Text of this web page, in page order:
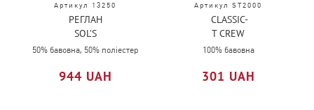
Артикул 13250
РЕГЛАН
SOL’S
NEW
50% бавовна, 50% поліестер
944 UAH
Артикул ST2000
CLASSIC-
T CREW
NECK
100% бавовна
301 UAH